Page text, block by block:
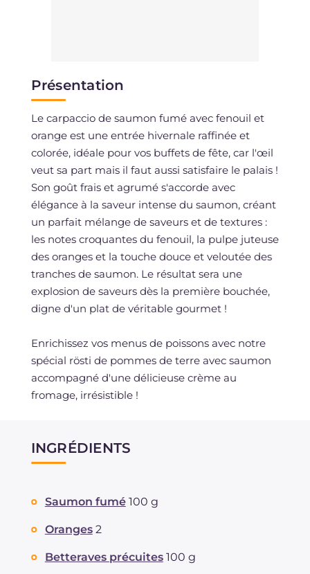
Présentation
Le carpaccio de saumon fumé avec fenouil et
orange est une entrée hivernale raffinée et
colorée, idéale pour vos buffets de fête, car l'œil
veut sa part mais il faut aussi satisfaire le palais !
Son goût frais et agrumé s'accorde avec
élégance à la saveur intense du saumon, créant
un parfait mélange de saveurs et de textures :
les notes croquantes du fenouil, la pulpe juteuse
des oranges et la touche douce et veloutée des
tranches de saumon. Le résultat sera une
explosion de saveurs dès la première bouchée,
digne d'un plat de véritable gourmet !
Enrichissez vos menus de poissons avec notre
spécial rösti de pommes de terre avec saumon
accompagné d'une délicieuse crème au
fromage, irrésistible !
INGRÉDIENTS
Saumon fumé 100 g
Oranges 2
Betteraves précuites 100 g